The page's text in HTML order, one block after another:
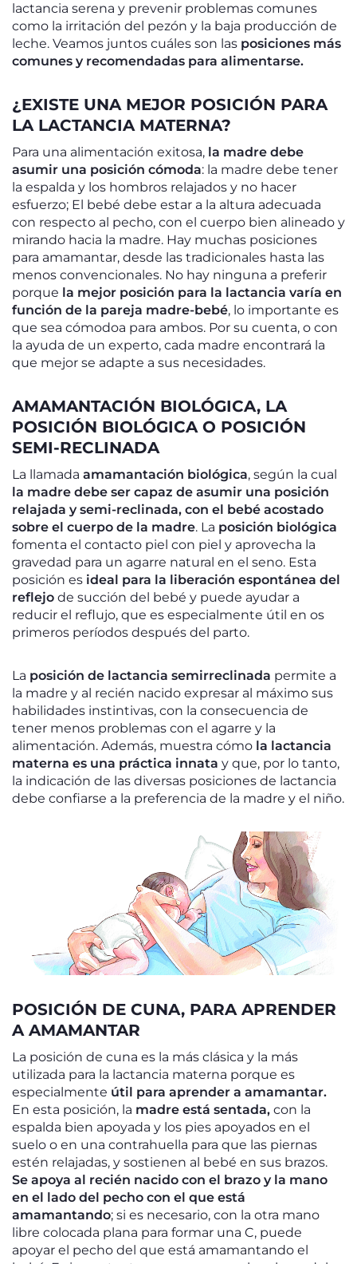
lactancia serena y prevenir problemas comunes
como la irritación del pezón y la baja producción de
leche. Veamos juntos cuáles son las posiciones más
comunes y recomendadas para alimentarse.
¿EXISTE UNA MEJOR POSICIÓN PARA
LA LACTANCIA MATERNA?
Para una alimentación exitosa, la madre debe
asumir una posición cómoda: la madre debe tener
la espalda y los hombros relajados y no hacer
esfuerzo; El bebé debe estar a la altura adecuada
con respecto al pecho, con el cuerpo bien alineado y
mirando hacia la madre. Hay muchas posiciones
para amamantar, desde las tradicionales hasta las
menos convencionales. No hay ninguna a preferir
porque la mejor posición para la lactancia varía en
función de la pareja madre-bebé, lo importante es
que sea cómodoa para ambos. Por su cuenta, o con
la ayuda de un experto, cada madre encontrará la
que mejor se adapte a sus necesidades.
AMAMANTACIÓN BIOLÓGICA, LA
POSICIÓN BIOLÓGICA O POSICIÓN
SEMI-RECLINADA
La llamada amamantación biológica, según la cual
la madre debe ser capaz de asumir una posición
relajada y semi-reclinada, con el bebé acostado
sobre el cuerpo de la madre. La posición biológica
fomenta el contacto piel con piel y aprovecha la
gravedad para un agarre natural en el seno. Esta
posición es ideal para la liberación espontánea del
reflejo de succión del bebé y puede ayudar a
reducir el reflujo, que es especialmente útil en os
primeros períodos después del parto.
La posición de lactancia semirreclinada permite a
la madre y al recién nacido expresar al máximo sus
habilidades instintivas, con la consecuencia de
tener menos problemas con el agarre y la
alimentación. Además, muestra cómo la lactancia
materna es una práctica innata y que, por lo tanto,
la indicación de las diversas posiciones de lactancia
debe confiarse a la preferencia de la madre y el niño.
POSICIÓN DE CUNA, PARA APRENDER
A AMAMANTAR
La posición de cuna es la más clásica y la más
utilizada para la lactancia materna porque es
especialmente útil para aprender a amamantar.
En esta posición, la madre está sentada, con la
espalda bien apoyada y los pies apoyados en el
suelo o en una contrahuella para que las piernas
estén relajadas, y sostienen al bebé en sus brazos.
Se apoya al recién nacido con el brazo y la mano
en el lado del pecho con el que está
amamantando; si es necesario, con la otra mano
libre colocada plana para formar una C, puede
apoyar el pecho del que está amamantando el